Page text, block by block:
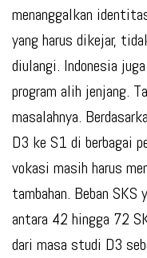
menanggalkan
yang harus dikejar,
diulangi. Indonesia
program alih jenjang.
masalahnya.
D3 ke S1 di berbagai
vokasi masih harus
tambahan. Beban
antara 42 hingga 72
dari masa studi D3